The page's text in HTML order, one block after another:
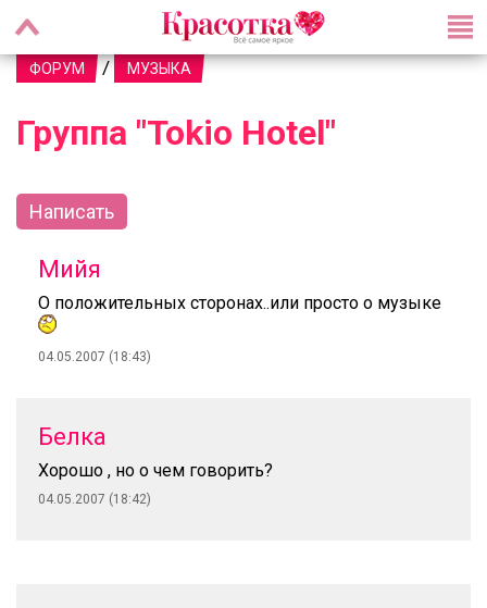
ФОРУМ / МУЗЫКА
Группа "Tokio Hotel"
Написать
Мийя
О положительных сторонах..или просто о музыке
04.05.2007 (18:43)
Белка
Хорошо , но о чем говорить?
04.05.2007 (18:42)